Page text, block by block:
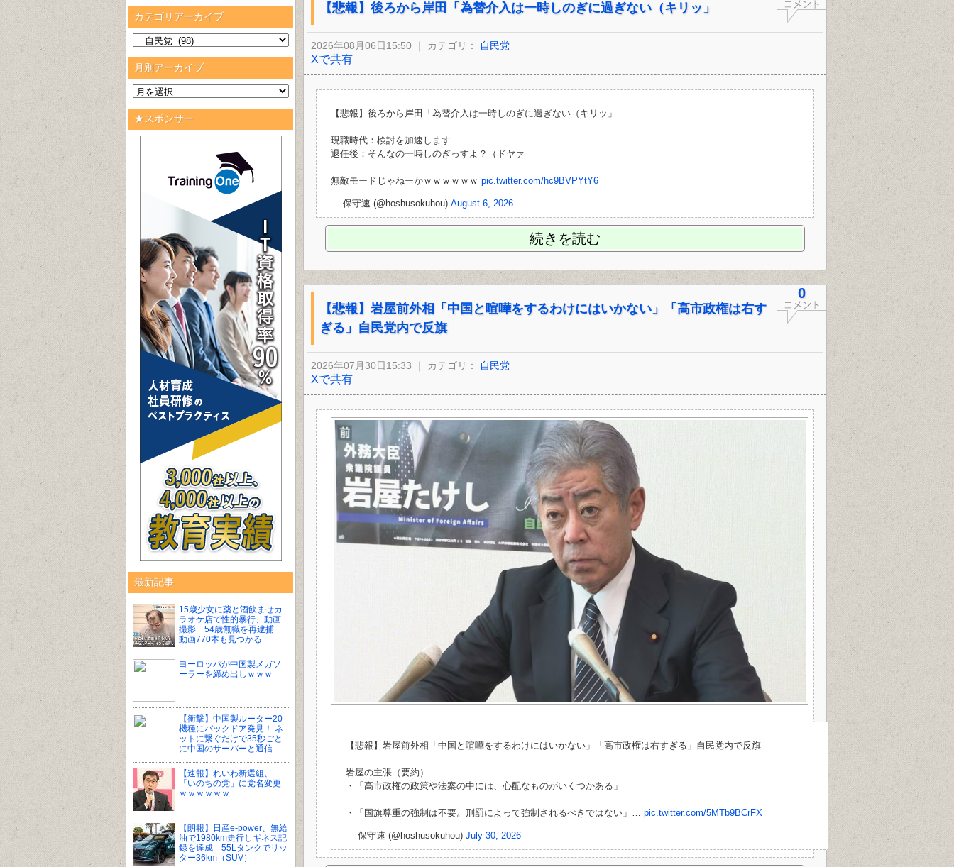
カテゴリアーカイブ
月別アーカイブ
★スポンサー
最新記事
15歳少女に薬と酒飲ませカ
ラオケ店で性的暴行、動画
撮影 54歳無職を再逮捕
動画770本も見つかる
ヨーロッパが中国製メガソ
ーラーを締め出しｗｗｗ
【衝撃】中国製ルーター20
機種にバックドア発見！ ネ
ットに繋ぐだけで35秒ごと
に中国のサーバーと通信
【速報】れいわ新選組、
「いのちの党」に党名変更
ｗｗｗｗｗｗ
【朗報】日産e-power、無給
油で1980km走行しギネス記
録を達成 55Lタンクでリッ
ター36km（SUV）
【悲報】後ろから岸田「為替介入は一時しのぎに過ぎない（キリッ」
2026年08月06日15:50 ｜ カテゴリ： 自民党
Xで共有
【悲報】後ろから岸田「為替介入は一時しのぎに過ぎない（キリッ」
現職時代：検討を加速します
退任後：そんなの一時しのぎっすよ？（ドヤァ
無敵モードじゃねーかｗｗｗｗｗｗ pic.twitter.com/hc9BVPYtY6
— 保守速 (@hoshusokuhou) August 6, 2026
続きを読む
0
【悲報】岩屋前外相「中国と喧嘩をするわけにはいかない」「高市政権は右す
ぎる」自民党内で反旗
2026年07月30日15:33 ｜ カテゴリ： 自民党
Xで共有
【悲報】岩屋前外相「中国と喧嘩をするわけにはいかない」「高市政権は右すぎる」自民党内で反旗
岩屋の主張（要約）
・「高市政権の政策や法案の中には、心配なものがいくつかある」
・「国旗尊重の強制は不要。刑罰によって強制されるべきではない」… pic.twitter.com/5MTb9BCrFX
— 保守速 (@hoshusokuhou) July 30, 2026